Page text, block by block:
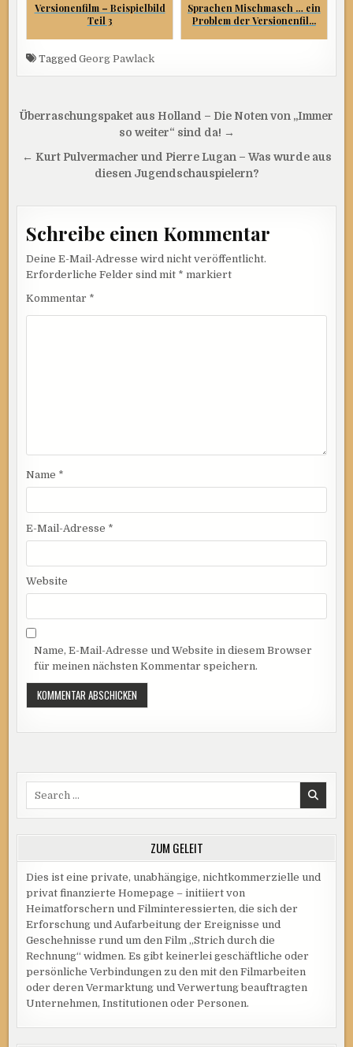
Versionenfilm – Beispielbild
Teil 3
Sprachen Mischmasch … ein
Problem der Versionenfil...
TaggedGeorg Pawlack
Beitragsnavigation
Überraschungspaket aus Holland – Die Noten von „Immer
so weiter“ sind da! →
← Kurt Pulvermacher und Pierre Lugan – Was wurde aus
diesen Jugendschauspielern?
Schreibe einen Kommentar
Deine E-Mail-Adresse wird nicht veröffentlicht.
Erforderliche Felder sind mit * markiert
Kommentar *
Name *
E-Mail-Adresse *
Website
Name, E-Mail-Adresse und Website in diesem Browser
für meinen nächsten Kommentar speichern.
ZUM GELEIT
Dies ist eine private, unabhängige, nichtkommerzielle und
privat finanzierte Homepage – initiiert von
Heimatforschern und Filminteressierten, die sich der
Erforschung und Aufarbeitung der Ereignisse und
Geschehnisse rund um den Film „Strich durch die
Rechnung“ widmen. Es gibt keinerlei geschäftliche oder
persönliche Verbindungen zu den mit den Filmarbeiten
oder deren Vermarktung und Verwertung beauftragten
Unternehmen, Institutionen oder Personen.